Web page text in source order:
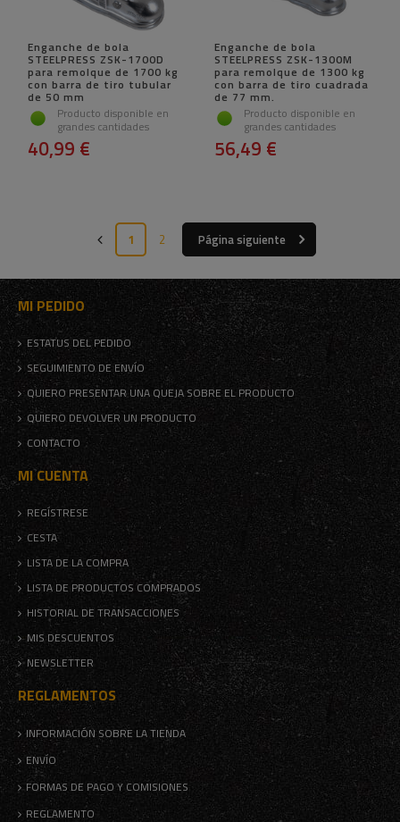
Enganche de bola
STEELPRESS ZSK-1700D
para remolque de 1700 kg
con barra de tiro tubular
de 50 mm
Producto disponible en
grandes cantidades
40,99 €
Enganche de bola
STEELPRESS ZSK-1300M
para remolque de 1300 kg
con barra de tiro cuadrada
de 77 mm.
Producto disponible en
grandes cantidades
56,49 €
1 2 Página siguiente
MI PEDIDO
ESTATUS DEL PEDIDO
SEGUIMIENTO DE ENVÍO
QUIERO PRESENTAR UNA QUEJA SOBRE EL PRODUCTO
QUIERO DEVOLVER UN PRODUCTO
CONTACTO
MI CUENTA
REGÍSTRESE
CESTA
LISTA DE LA COMPRA
LISTA DE PRODUCTOS COMPRADOS
HISTORIAL DE TRANSACCIONES
MIS DESCUENTOS
NEWSLETTER
REGLAMENTOS
INFORMACIÓN SOBRE LA TIENDA
ENVÍO
FORMAS DE PAGO Y COMISIONES
REGLAMENTO